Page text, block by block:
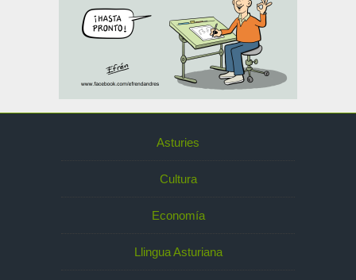
Asturies
Cultura
Economía
Llingua Asturiana